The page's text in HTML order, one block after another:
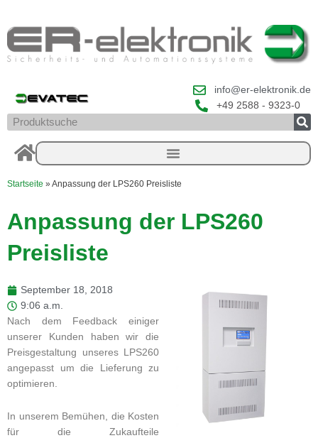
springen
info@er-elektronik.de
+49 2588 - 9323-0
Suche
Startseite » Anpassung der LPS260 Preisliste
Anpassung der LPS260
Preisliste
September 18, 2018
9:06 a.m.
Nach dem Feedback einiger
unserer Kunden haben wir die
Preisgestaltung unseres LPS260
angepasst um die Lieferung zu
optimieren.
In unserem Bemühen, die Kosten
für die Zukaufteile